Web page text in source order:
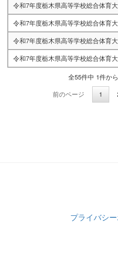
令和7年度栃木県高等学校総合体育
令和7年度栃木県高等学校総合体育
令和7年度栃木県高等学校総合体育
令和7年度栃木県高等学校総合体育
全55件中 1件か
前のページ
1
プライバシ